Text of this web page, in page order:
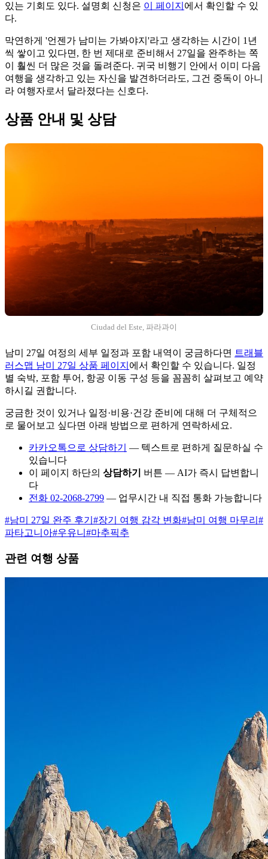
있는 기회도 있다. 설명회 신청은 이 페이지 에서 확인할 수 있
다.
막연하게 '언젠가 남미는 가봐야지'라고 생각하는 시간이 1년
씩 쌓이고 있다면, 한 번 제대로 준비해서 27일을 완주하는 쪽
이 훨씬 더 많은 것을 돌려준다. 귀국 비행기 안에서 이미 다음
여행을 생각하고 있는 자신을 발견하더라도, 그건 중독이 아니
라 여행자로서 달라졌다는 신호다.
상품 안내 및 상담
Ciudad del Este, 파라과이
남미 27일 여정의 세부 일정과 포함 내역이 궁금하다면 트래블
러스맵 남미 27일 상품 페이지 에서 확인할 수 있습니다. 일정
별 숙박, 포함 투어, 항공 이동 구성 등을 꼼꼼히 살펴보고 예약
하시길 권합니다.
궁금한 것이 있거나 일정·비용·건강 준비에 대해 더 구체적으
로 물어보고 싶다면 아래 방법으로 편하게 연락하세요.
카카오톡으로 상담하기
— 텍스트로 편하게 질문하실 수
있습니다
이 페이지 하단의 상담하기
버튼 — AI가 즉시 답변합니
다
전화 02-2068-2799 — 업무시간 내 직접 통화 가능합니다
#남미 27일 완주 후기 #장기 여행 감각 변화#남미 여행 마무리 #
파타고니아#우유니 #마추픽추
관련 여행 상품